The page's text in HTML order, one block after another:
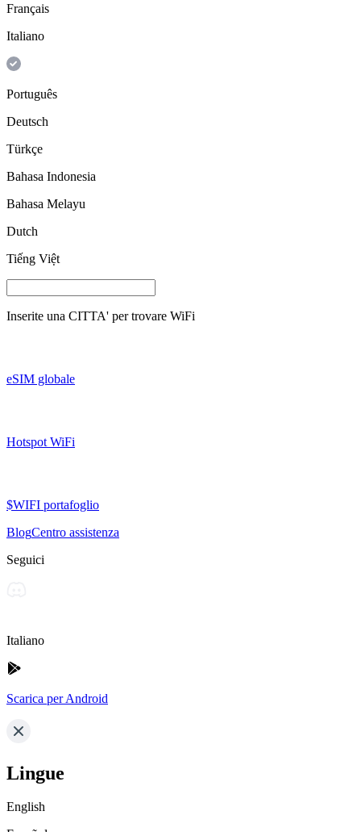
Français
Italiano
Português
Deutsch
Türkçe
Bahasa Indonesia
Bahasa Melayu
Dutch
Tiếng Việt
Inserite una CITTA' per trovare WiFi
eSIM globale
Hotspot WiFi
$WIFI portafoglio
BlogCentro assistenza
Seguici
Italiano
Scarica per Android
Lingue
English